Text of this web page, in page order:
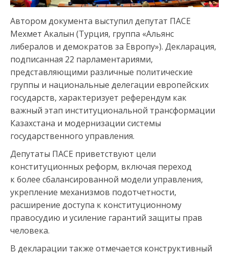
Автором документа выступил депутат ПАСЕ
Мехмет Акалын (Турция, группа «Альянс
либералов и демократов за Европу»). Декларация,
подписанная 22 парламентариями,
представляющими различные политические
группы и национальные делегации европейских
государств, характеризует референдум как
важный этап институциональной трансформации
Казахстана и модернизации системы
государственного управления.
Депутаты ПАСЕ приветствуют цели
конституционных реформ, включая переход
к более сбалансированной модели управления,
укрепление механизмов подотчетности,
расширение доступа к конституционному
правосудию и усиление гарантий защиты прав
человека.
В декларации также отмечается конструктивный